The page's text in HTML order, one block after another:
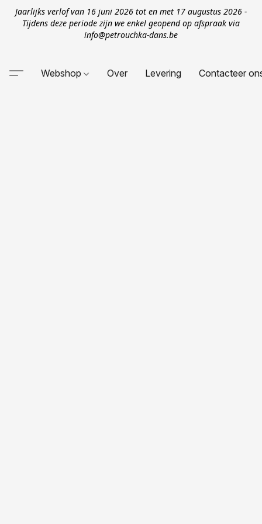
Jaarlijks verlof van 16 juni 2026 tot en met 17 augustus 2026 -
Tijdens deze periode zijn we enkel geopend op afspraak via
info@petrouchka-dans.be
Webshop Over Levering Contacteer